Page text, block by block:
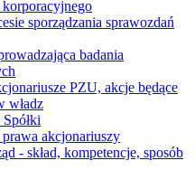
korporacyjnego
sporządzania sprawozdań
badania
PZU, akcje będące
władz
akcjonariuszy
- skład, kompetencje, sposób